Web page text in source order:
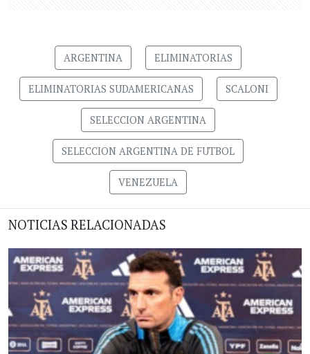
ARGENTINA ELIMINATORIAS
ELIMINATORIAS SUDAMERICANAS SCALONI
SELECCION ARGENTINA
SELECCION ARGENTINA DE FUTBOL
VENEZUELA
NOTICIAS RELACIONADAS